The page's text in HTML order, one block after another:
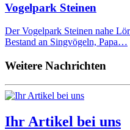
Vogelpark Steinen
Der Vogelpark Steinen nahe
Bestand an Singvögeln, Papa…
Weitere Nachrichten
Ihr Artikel bei uns